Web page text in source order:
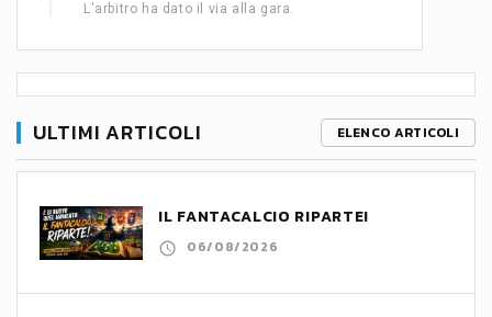
L'arbitro ha dato il via alla gara.
ULTIMI ARTICOLI ELENCO ARTICOLI
IL FANTACALCIO RIPARTE!
06/08/2026